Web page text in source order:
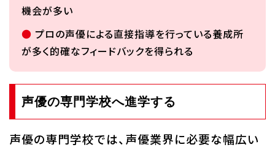
機会が多い
プロの声優による直接指導を行っている養成所
が多く的確なフィードバックを得られる
声優の専門学校へ進学する
声優の専門学校では、声優業界に必要な幅広い